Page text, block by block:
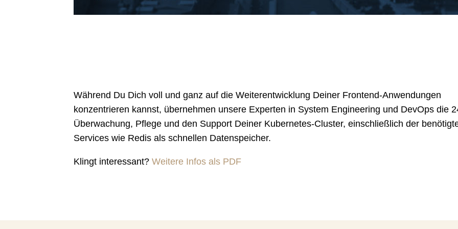
Während Du Dich voll und ganz auf die Weiterentwicklung Deiner Frontend-Anwendungen
konzentrieren kannst, übernehmen unsere Experten in System Engineering und DevOps die
Überwachung, Pflege und den Support Deiner Kubernetes-Cluster, einschließlich der
Services wie Redis als schnellen Datenspeicher.
Klingt interessant?Weitere Infos als PDF